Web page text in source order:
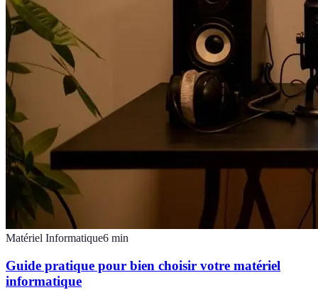
Matériel Informatique6 min
Guide pratique pour bien choisir votre matériel
informatique